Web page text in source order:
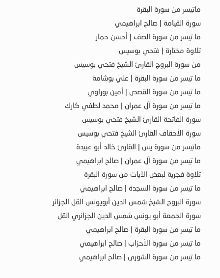
ماتيسر من سورة البقرة
سورة القيامة | صالح ابراهيمي
ما تيسر من سورة الصف | أحسن حمار
تلاوة مختارة | فتحي بوسيس
من سورة البروج القارئ الشيخ فتحي بوسيس
ما تيسر من سورة البقرة | علي بوشامة
ما تيسر من سورة القصص | أمين بوراوي
ما تيسر من سورة آل عمران | محمد لطفي كارك
سورة الفاتحة القارئ الشيخ فتحي بوسيس
سورة الأحقاف القارئ الشيخ فتحي بوسيس
ماتيسر من سورة يس | القارئ خالد أبو عبيدة
ما تيسر من سورة آل عمران | صالح ابراهيمي
تلاوة فجرية لبعض الآيات من سورة البقرة
ما تيسر من سورة السجدة | صالح ابراهيمي
سورة البروج الشيخ شمس الدين أبويونس القل الجزائر
سورة الجمعة أبو يونس شمس الدين الجزائري القل
ما تيسر من سورة البقرة | صالح ابراهيمي
ما تيسر من سورة الأحزاب | صالح ابراهيمي
ما تيسر من سورة الشورى | صالح ابراهيمي